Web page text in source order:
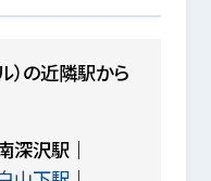
）の近隣駅から
深沢駅